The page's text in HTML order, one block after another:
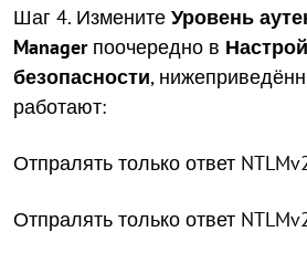
Шаг 4. Измените Уровень
Managerпоочередно в
безопасности,
работают:
Отпралять только ответ
Отпралять только ответ